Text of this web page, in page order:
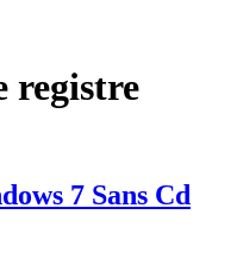
registre
7 Sans Cd